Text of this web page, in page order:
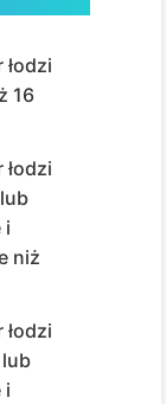
łodzi
16
łodzi
i
niż
łodzi
i